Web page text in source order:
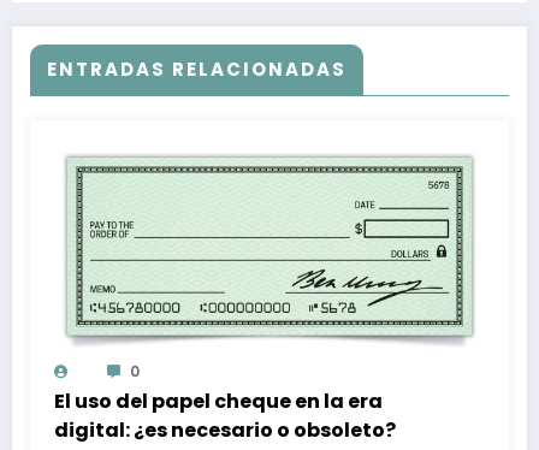
ENTRADAS RELACIONADAS
0
El uso del papel cheque en la era
digital: ¿es necesario o obsoleto?